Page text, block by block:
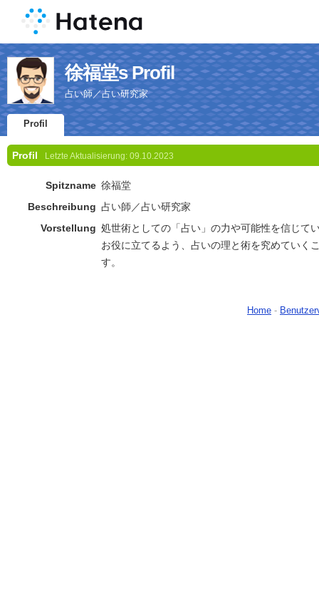
徐福堂s Profil
占い師／占い研究家
Profil
Profil Letzte Aktualisierung: 09.10.2023
Spitzname 徐福堂
Beschreibung 占い師／占い研究家
Vorstellung 処世術としての「占い」の力や可能性を信じて
お役に立てるよう、占いの理と術を究めていく
す。
Home -